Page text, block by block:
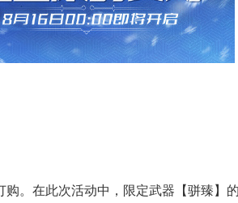
。在此次活动中，限定武器【骈臻】